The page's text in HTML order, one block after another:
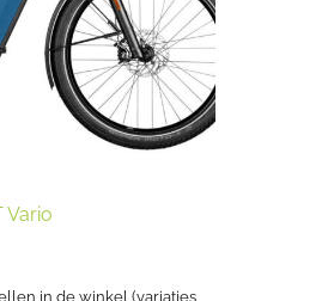
Vario
in de winkel (variaties